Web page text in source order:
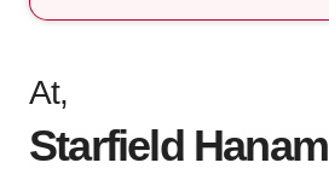
At,
Starfield Hanam